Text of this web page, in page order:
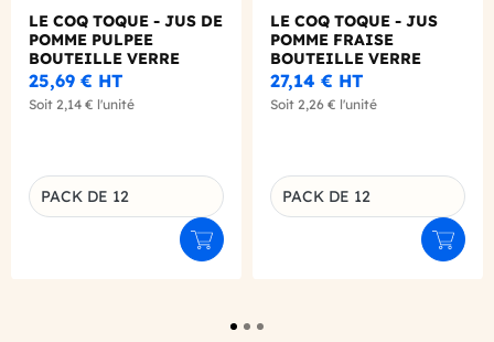
LE COQ TOQUE - JUS DE
POMME PULPEE
BOUTEILLE VERRE
250ML X12 BIO
25,69 € HT
Soit 2,14 € l'unité
Déclinaison du produit
PACK DE 12
Ajouter au panier
LE COQ TOQUE - JUS
POMME FRAISE
BOUTEILLE VERRE
250ML X12 BIO
27,14 € HT
Soit 2,26 € l'unité
Déclinaison du produit
PACK DE 12